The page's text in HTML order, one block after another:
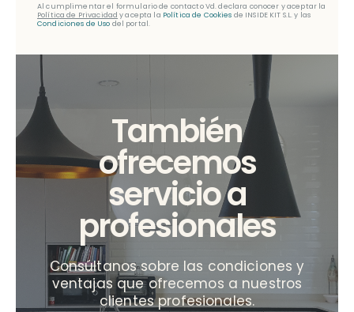
Al cumplimentar el formulario de contacto Vd. declara conocer y aceptar la
Política de Privacidad y acepta la Política de Cookies de INSIDE KIT S.L. y las
Condiciones de Uso del portal.
También
ofrecemos
servicio a
profesionales
Consúltanos sobre las condiciones y
ventajas que ofrecemos a nuestros
clientes profesionales.